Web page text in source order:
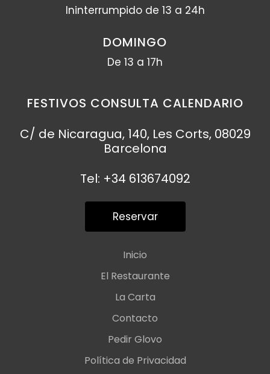
Ininterrumpido de 13 a 24h
DOMINGO
De 13 a 17h
FESTIVOS CONSULTA CALENDARIO
C/ de Nicaragua, 140, Les Corts, 08029
Barcelona
Tel: +34 613674092
Reservar
Inicio
El Restaurante
La Carta
Contacto
Pedir Glovo
Política de Privacidad